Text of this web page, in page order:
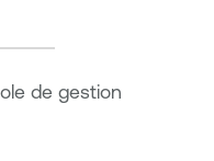
de gestion